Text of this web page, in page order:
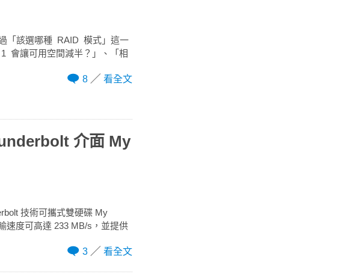
「該選哪種 RAID 模式」這一
會讓可用空間減半？」、「相
8
看全文
介面 My
技術可攜式雙硬碟 My
速度可高達 233 MB/s，並提供
3
看全文